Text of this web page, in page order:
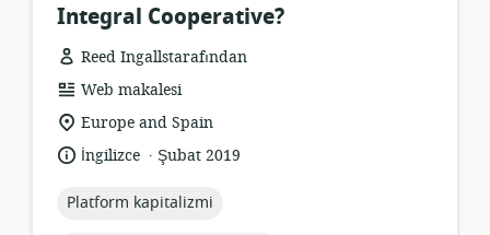
Integral Cooperative?
Reed Ingallstarafından
Kaynak
formatı:
Web makalesi
Uygunluk
konumu:
Europe and Spain
Dil: İngilizce .
YayınŞubat 2019
topic:
Platform kapitalizmi